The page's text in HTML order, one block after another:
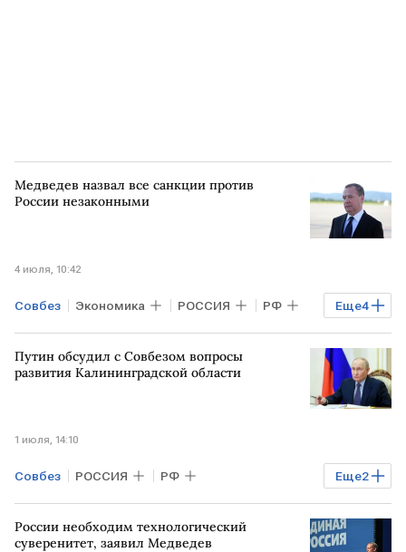
Медведев назвал все санкции против
России незаконными
4 июля, 10:42
Еще4
Совбез Экономика РОССИЯ РФ
ЗАПАД Дмитрий Медведев
Владимир Путин ООН
Путин обсудил с Совбезом вопросы
развития Калининградской области
1 июля, 14:10
Еще2
Совбез РОССИЯ РФ
Владимир Путин Татьяна Голикова
России необходим технологический
суверенитет, заявил Медведев